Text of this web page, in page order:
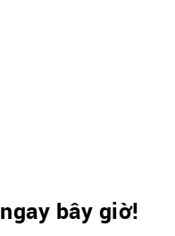
ngay bây giờ!